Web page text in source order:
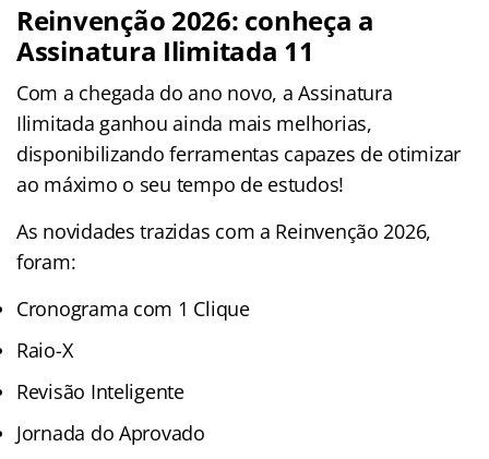
Reinvenção 2026: conheça a
Assinatura Ilimitada 11
Com a chegada do ano novo, a Assinatura
Ilimitada ganhou ainda mais melhorias,
disponibilizando ferramentas capazes de otimizar
ao máximo o seu tempo de estudos!
As novidades trazidas com a Reinvenção 2026,
foram:
Cronograma com 1 Clique
Raio-X
Revisão Inteligente
Jornada do Aprovado